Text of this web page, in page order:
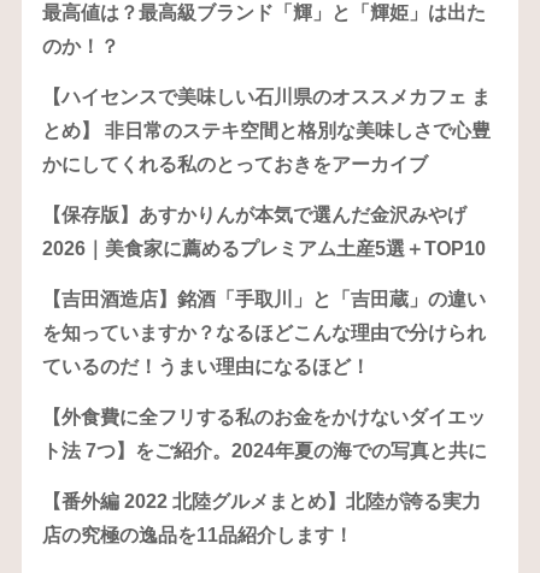
最高値は？最高級ブランド「輝」と「輝姫」は出た
のか！？
【ハイセンスで美味しい石川県のオススメカフェ ま
とめ】 非日常のステキ空間と格別な美味しさで心豊
かにしてくれる私のとっておきをアーカイブ
【保存版】あすかりんが本気で選んだ金沢みやげ
2026｜美食家に薦めるプレミアム土産5選＋TOP10
【吉田酒造店】銘酒「手取川」と「吉田蔵」の違い
を知っていますか？なるほどこんな理由で分けられ
ているのだ！うまい理由になるほど！
【外食費に全フリする私のお金をかけないダイエッ
ト法 7つ】をご紹介。2024年夏の海での写真と共に
【番外編 2022 北陸グルメまとめ】北陸が誇る実力
店の究極の逸品を11品紹介します！